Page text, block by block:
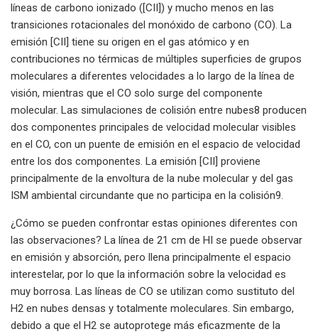
líneas de carbono ionizado ([CII]) y mucho menos en las
transiciones rotacionales del monóxido de carbono (CO). La
emisión [CII] tiene su origen en el gas atómico y en
contribuciones no térmicas de múltiples superficies de grupos
moleculares a diferentes velocidades a lo largo de la línea de
visión, mientras que el CO solo surge del componente
molecular. Las simulaciones de colisión entre nubes8 producen
dos componentes principales de velocidad molecular visibles
en el CO, con un puente de emisión en el espacio de velocidad
entre los dos componentes. La emisión [CII] proviene
principalmente de la envoltura de la nube molecular y del gas
ISM ambiental circundante que no participa en la colisión9.
¿Cómo se pueden confrontar estas opiniones diferentes con
las observaciones? La línea de 21 cm de HI se puede observar
en emisión y absorción, pero llena principalmente el espacio
interestelar, por lo que la información sobre la velocidad es
muy borrosa. Las líneas de CO se utilizan como sustituto del
H2 en nubes densas y totalmente moleculares. Sin embargo,
debido a que el H2 se autoprotege más eficazmente de la